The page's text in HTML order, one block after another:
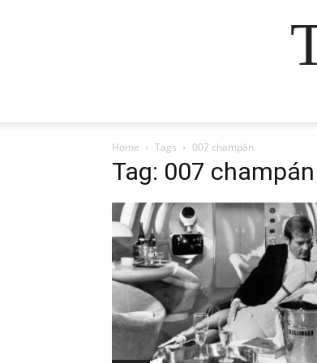
Home Tags 007 champán
Tag: 007 champán